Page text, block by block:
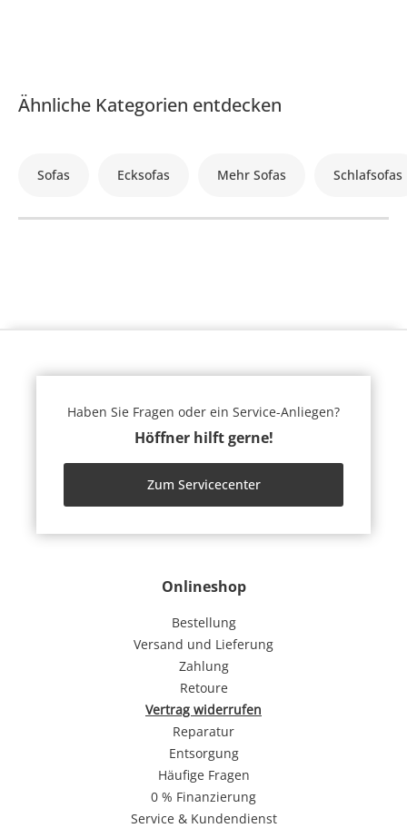
Ähnliche Kategorien entdecken
Sofas Ecksofas Mehr Sofas Schlafsofas
Onlineshop
Bestellung
Versand und Lieferung
Zahlung
Retoure
Vertrag widerrufen
Reparatur
Entsorgung
Häufige Fragen
0 % Finanzierung
Service & Kundendienst
Haben Sie Fragen oder ein Service-Anliegen?
Höffner hilft gerne!
Zum Servicecenter